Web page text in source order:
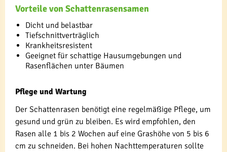
Vorteile von Schattenrasensamen
Dicht und belastbar
Tiefschnittverträglich
Krankheitsresistent
Geeignet für schattige Hausumgebungen und
Rasenflächen unter Bäumen
Pflege und Wartung
Der Schattenrasen benötigt eine regelmäßige Pflege, um
gesund und grün zu bleiben. Es wird empfohlen, den
Rasen alle 1 bis 2 Wochen auf eine Grashöhe von 5 bis 6
cm zu schneiden. Bei hohen Nachttemperaturen sollte